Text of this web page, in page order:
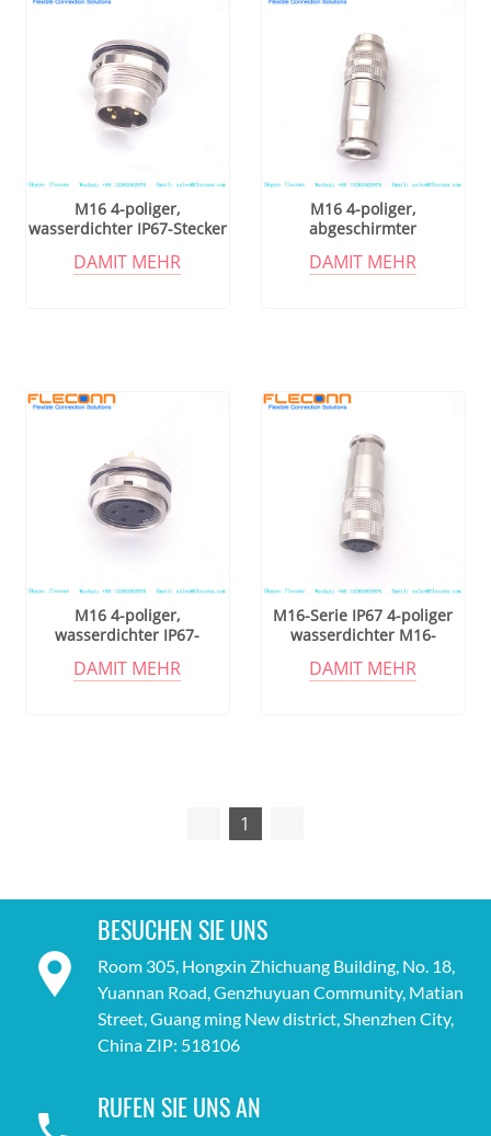
M16 4-poliger,
wasserdichter IP67-Stecker
DAMIT MEHR
M16 4-poliger,
abgeschirmter
Metallgehäuse
DAMIT MEHR
M16 4-poliger,
wasserdichter IP67-
DAMIT MEHR
M16-Serie IP67 4-poliger
wasserdichter M16-
DAMIT MEHR
1
BESUCHEN SIE UNS
Room 305, Hongxin Zhichuang Building, No. 18,
Yuannan Road, Genzhuyuan Community, Matian
Street, Guang ming New district, Shenzhen City,
China ZIP: 518106
RUFEN SIE UNS AN